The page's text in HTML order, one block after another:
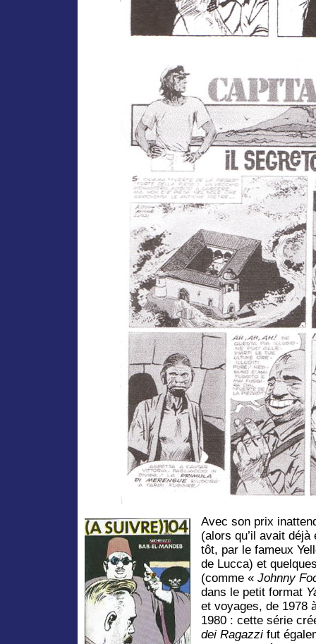
Avec son prix
(alors qu’il avait
tôt, par le fameux
de Lucca) et
(comme « Johnny
dans le petit format
et voyages, de 1978
1980 : cette série
dei Ragazzi fut